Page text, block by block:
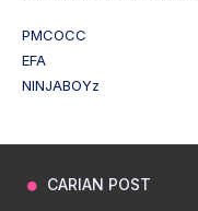
PMCOCC
EFA
NINJABOYz
CARIAN POST